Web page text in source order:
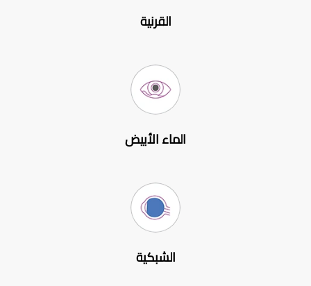
القرنية
الماء الأبيض
الشبكية